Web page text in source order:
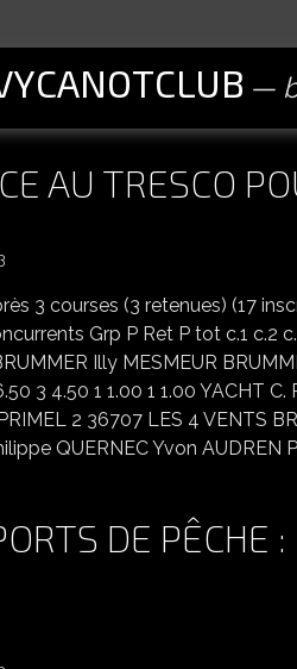
AU TRESCO
3 courses (3 retenues) (17
Grp P Ret P tot c.1 c.2
Illy MESMEUR
3 4.50 1 1.00 1 1.00 YACHT
2 36707 LES 4 VENTS
QUERNEC Yvon AUDREN
DE PÊCHE